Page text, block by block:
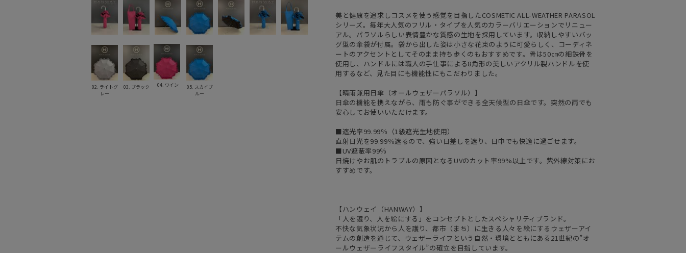
02. ライトグ
レー
03. ブラック 04. ワイン
05. スカイブ
ルー
美と健康を追求しコスメを使う感覚を目指したCOSMETIC ALL-WEATHER PARASOL
シリーズ。毎年大人気のフリル・タイプを人気のカラーバリエーションでリニュー
アル。パラソルらしい表情豊かな質感の生地を採用しています。収納しやすいバッ
グ型の傘袋が付属。袋から出した姿は小さな花束のように可愛らしく、コーディネ
ートのアクセントとしてそのまま持ち歩くのもおすすめです。骨は50㎝の細鉄骨を
使用し、ハンドルには職人の手仕事による8角形の美しいアクリル製ハンドルを使
用するなど、見た目にも機能性にもこだわりました。
【晴雨兼用日傘（オールウェザーパラソル）】
日傘の機能を携えながら、雨も防ぐ事ができる全天候型の日傘です。突然の雨でも
安心してお使いいただけます。
■遮光率99.99％（1級遮光生地使用）
直射日光を99.99％遮るので、強い日差しを遮り、日中でも快適に過ごせます。
■UV遮蔽率99％
日焼けやお肌のトラブルの原因となるUVのカット率99%以上です。紫外線対策にお
すすめです。
【ハンウェイ（HANWAY）】
「人を護り、人を絵にする」をコンセプトとしたスペシャリティブランド。
不快な気象状況から人を護り、都市（まち）に生きる人々を絵にするウェザーアイ
テムの創造を通じて、ウェザーライフという自然・環境とともにある21世紀の”オ
ールウェザーライフスタイル”の確立を目指しています。